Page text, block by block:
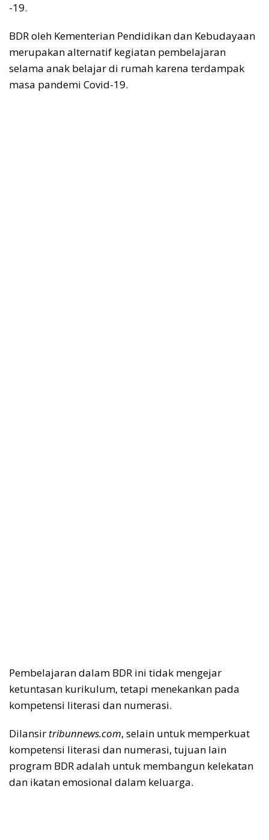
-19.
BDR oleh Kementerian Pendidikan dan Kebudayaan
merupakan alternatif kegiatan pembelajaran
selama anak belajar di rumah karena terdampak
masa pandemi Covid-19.
Pembelajaran dalam BDR ini tidak mengejar
ketuntasan kurikulum, tetapi menekankan pada
kompetensi literasi dan numerasi.
Dilansir tribunnews.com, selain untuk memperkuat
kompetensi literasi dan numerasi, tujuan lain
program BDR adalah untuk membangun kelekatan
dan ikatan emosional dalam keluarga.